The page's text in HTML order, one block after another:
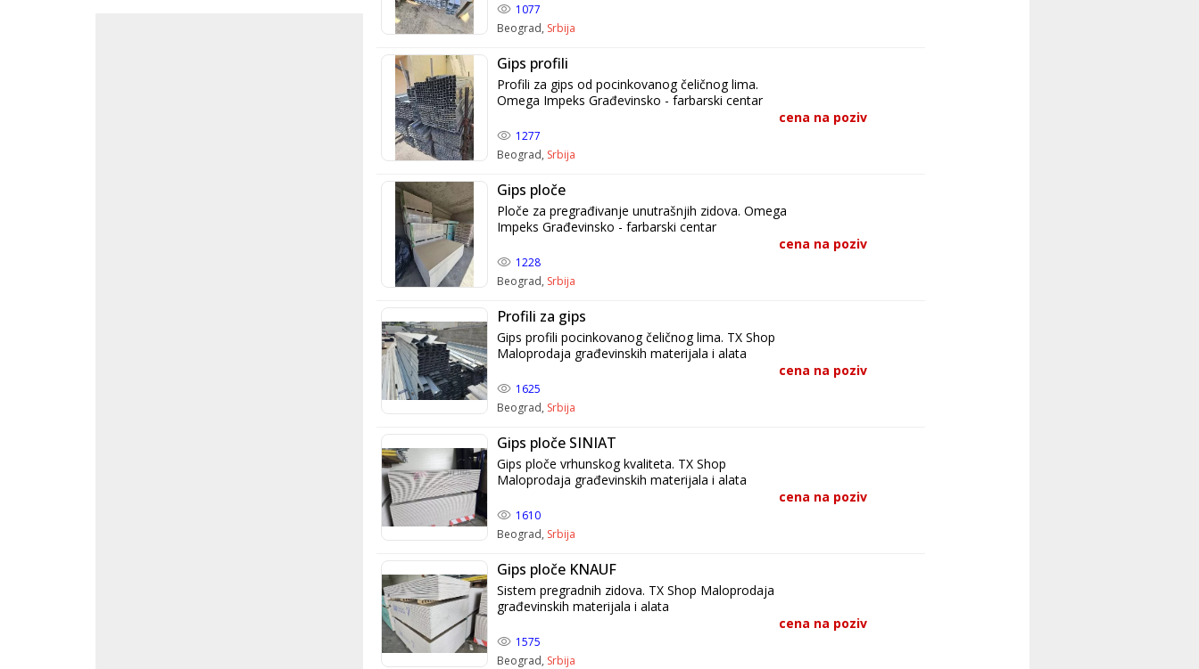
1077
Beograd, Srbija
Gips profili
Profili za gips od pocinkovanog čeličnog lima.
Omega Impeks Građevinsko - farbarski centar
cena na poziv
1277
Beograd, Srbija
Gips ploče
Ploče za pregrađivanje unutrašnjih zidova. Omega
Impeks Građevinsko - farbarski centar
cena na poziv
1228
Beograd, Srbija
Profili za gips
Gips profili pocinkovanog čeličnog lima. TX Shop
Maloprodaja građevinskih materijala i alata
cena na poziv
1625
Beograd, Srbija
Gips ploče SINIAT
Gips ploče vrhunskog kvaliteta. TX Shop
Maloprodaja građevinskih materijala i alata
cena na poziv
1610
Beograd, Srbija
Gips ploče KNAUF
Sistem pregradnih zidova. TX Shop Maloprodaja
građevinskih materijala i alata
cena na poziv
1575
Beograd, Srbija